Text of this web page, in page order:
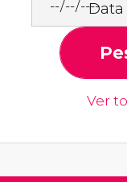
Data
Ver